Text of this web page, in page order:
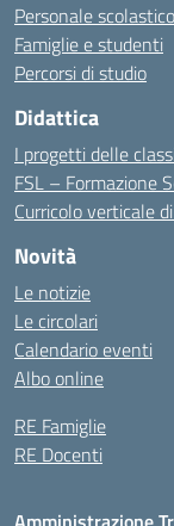
Personale scolastico
Famiglie e studenti
Percorsi di studio
Didattica
I progetti delle classi
FSL – Formazione
Curricolo verticale
Novità
Le notizie
Le circolari
Calendario eventi
Albo online
RE Famiglie
RE Docenti